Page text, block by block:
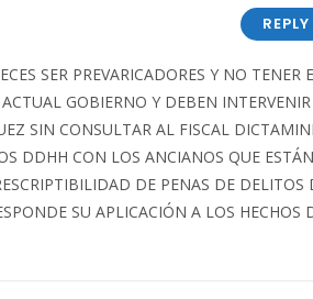
REPLY
SER PREVARICADORES Y NO TENER
GOBIERNO Y DEBEN INTERVENIR
SIN CONSULTAR AL FISCAL
DDHH CON LOS ANCIANOS QUE ESTÁN
DE PENAS DE DELITOS
SU APLICACIÓN A LOS HECHOS